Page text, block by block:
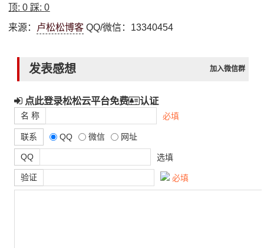
顶:0 踩:0
来源： 卢松松博客 QQ/微信：13340454
发表感想 加入微信群
点此登录松松云平台免费 认证
名 称 必填
联系 QQ 微信 网址
QQ 选填
验证 必填